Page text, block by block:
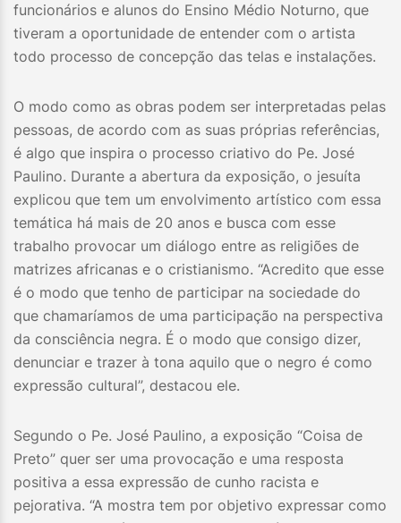
funcionários e alunos do Ensino Médio Noturno, que
tiveram a oportunidade de entender com o artista
todo processo de concepção das telas e instalações.
O modo como as obras podem ser interpretadas pelas
pessoas, de acordo com as suas próprias referências,
é algo que inspira o processo criativo do Pe. José
Paulino. Durante a abertura da exposição, o jesuíta
explicou que tem um envolvimento artístico com essa
temática há mais de 20 anos e busca com esse
trabalho provocar um diálogo entre as religiões de
matrizes africanas e o cristianismo. “Acredito que esse
é o modo que tenho de participar na sociedade do
que chamaríamos de uma participação na perspectiva
da consciência negra. É o modo que consigo dizer,
denunciar e trazer à tona aquilo que o negro é como
expressão cultural”, destacou ele.
Segundo o Pe. José Paulino, a exposição “Coisa de
Preto” quer ser uma provocação e uma resposta
positiva a essa expressão de cunho racista e
pejorativa. “A mostra tem por objetivo expressar como